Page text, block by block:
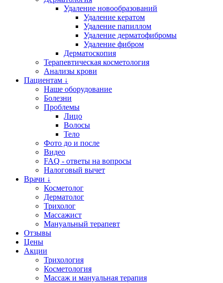
Удаление новообразований
Удаление кератом
Удаление папиллом
Удаление дерматофибромы
Удаление фибром
Дерматоскопия
Терапевтическая косметология
Анализы крови
Пациентам ↓
Наше оборудование
Болезни
Проблемы
Лицо
Волосы
Тело
Фото до и после
Видео
FAQ - ответы на вопросы
Налоговый вычет
Врачи ↓
Косметолог
Дерматолог
Трихолог
Массажист
Мануальный терапевт
Отзывы
Цены
Акции
Трихология
Косметология
Массаж и мануальная терапия